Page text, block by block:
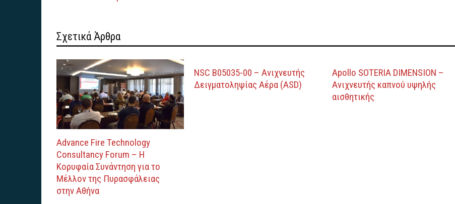
Σχετικά Άρθρα
Advance Fire Technology
Consultancy Forum – Η
Κορυφαία Συνάντηση για το
Μέλλον της Πυρασφάλειας
στην Αθήνα
NSC B05035-00 – Ανιχνευτής
Δειγματοληψίας Αέρα (ASD)
Apollo SOTERIA DIMENSION –
Ανιχνευτής καπνού υψηλής
αισθητικής